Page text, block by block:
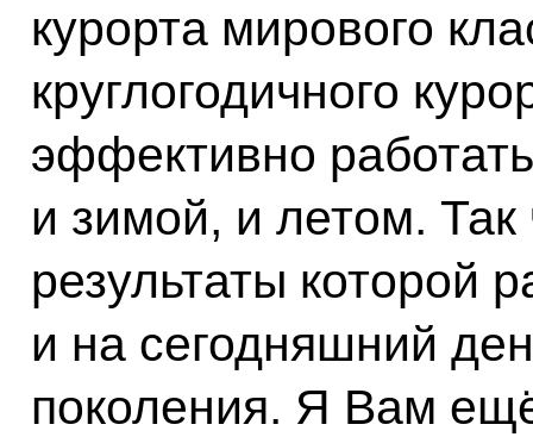
курорта мирового
круглогодичного
эффективно
и зимой, и летом. Так
результаты которой
и на сегодняшний
поколения. Я Вам